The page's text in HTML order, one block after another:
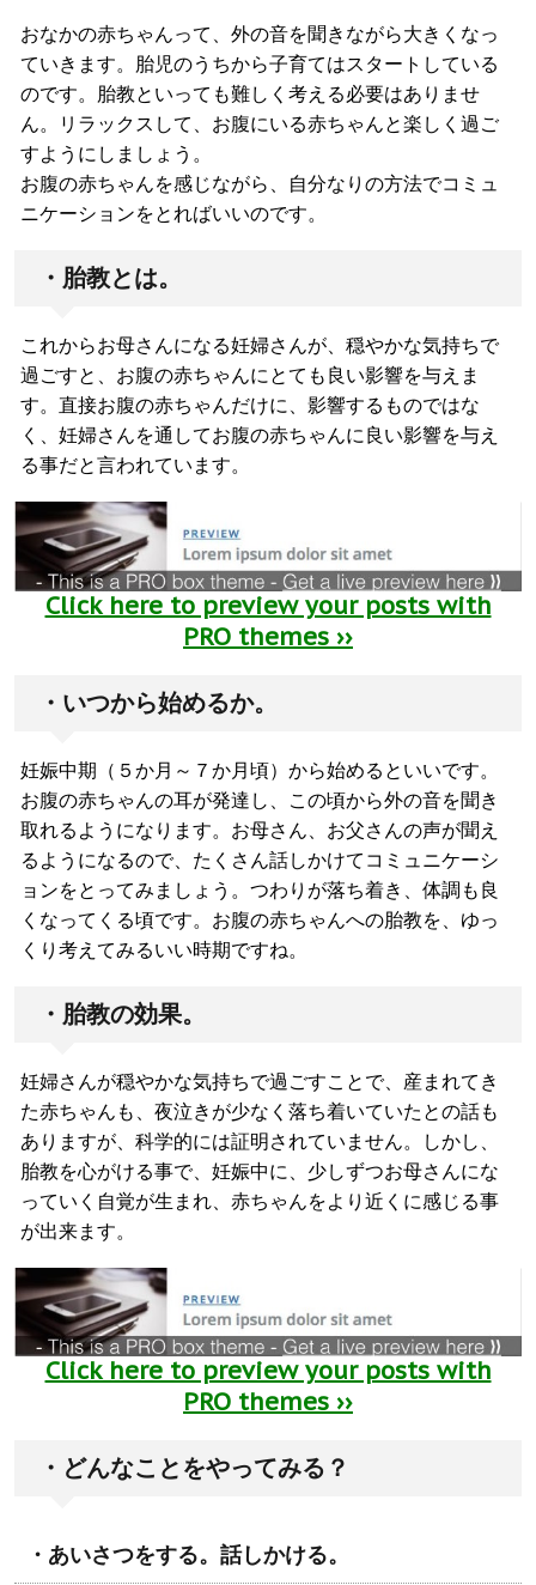
おなかの赤ちゃんって、外の音を聞きながら大きくなっ
ていきます。胎児のうちから子育てはスタートしている
のです。胎教といっても難しく考える必要はありませ
ん。リラックスして、お腹にいる赤ちゃんと楽しく過ご
すようにしましょう。
お腹の赤ちゃんを感じながら、自分なりの方法でコミュ
ニケーションをとればいいのです。
・胎教とは。
これからお母さんになる妊婦さんが、穏やかな気持ちで
過ごすと、お腹の赤ちゃんにとても良い影響を与えま
す。直接お腹の赤ちゃんだけに、影響するものではな
く、妊婦さんを通してお腹の赤ちゃんに良い影響を与え
る事だと言われています。
Click here to preview your posts with
PRO themes ››
・いつから始めるか。
妊娠中期（５か月～７か月頃）から始めるといいです。
お腹の赤ちゃんの耳が発達し、この頃から外の音を聞き
取れるようになります。お母さん、お父さんの声が聞え
るようになるので、たくさん話しかけてコミュニケーシ
ョンをとってみましょう。つわりが落ち着き、体調も良
くなってくる頃です。お腹の赤ちゃんへの胎教を、ゆっ
くり考えてみるいい時期ですね。
・胎教の効果。
妊婦さんが穏やかな気持ちで過ごすことで、産まれてき
た赤ちゃんも、夜泣きが少なく落ち着いていたとの話も
ありますが、科学的には証明されていません。しかし、
胎教を心がける事で、妊娠中に、少しずつお母さんにな
っていく自覚が生まれ、赤ちゃんをより近くに感じる事
が出来ます。
Click here to preview your posts with
PRO themes ››
・どんなことをやってみる？
・あいさつをする。話しかける。